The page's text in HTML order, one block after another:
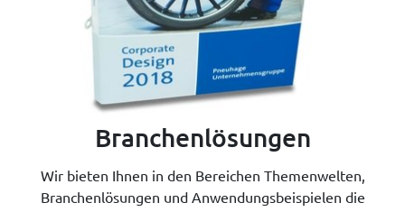
Branchenlösungen
Wir bieten Ihnen in den Bereichen Themenwelten,
Branchenlösungen und Anwendungsbeispielen die